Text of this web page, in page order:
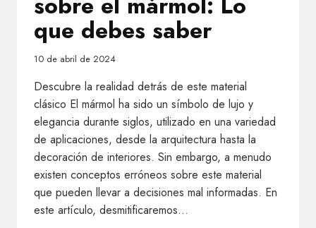
que debes saber
10 de abril de 2024
Descubre la realidad detrás de este material
clásico El mármol ha sido un símbolo de lujo y
elegancia durante siglos, utilizado en una variedad
de aplicaciones, desde la arquitectura hasta la
decoración de interiores. Sin embargo, a menudo
existen conceptos erróneos sobre este material
que pueden llevar a decisiones mal informadas. En
este artículo, desmitificaremos…